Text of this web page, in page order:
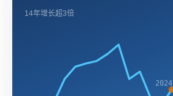
14年增长超3倍
2024